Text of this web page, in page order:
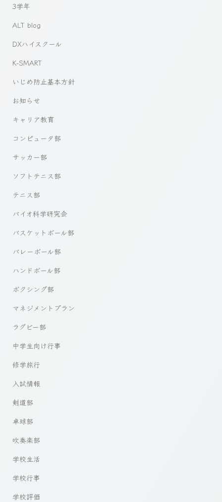
3学年
ALT blog
DXハイスクール
K-SMART
いじめ防止基本方針
お知らせ
キャリア教育
コンピュータ部
サッカー部
ソフトテニス部
テニス部
バイオ科学研究会
バスケットボール部
バレーボール部
ハンドボール部
ボクシング部
マネジメントプラン
ラグビー部
中学生向け行事
修学旅行
入試情報
剣道部
卓球部
吹奏楽部
学校生活
学校行事
学校評価